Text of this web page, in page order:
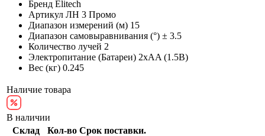
Бренд Elitech
Артикул ЛН 3 Промо
Диапазон измерений (м) 15
Диапазон самовыравнивания (°) ± 3.5
Количество лучей 2
Электропитание (Батареи) 2xAA (1.5B)
Вес (кг) 0.245
Наличие товара
В наличии
Склад
Кол-во Срок поставки.